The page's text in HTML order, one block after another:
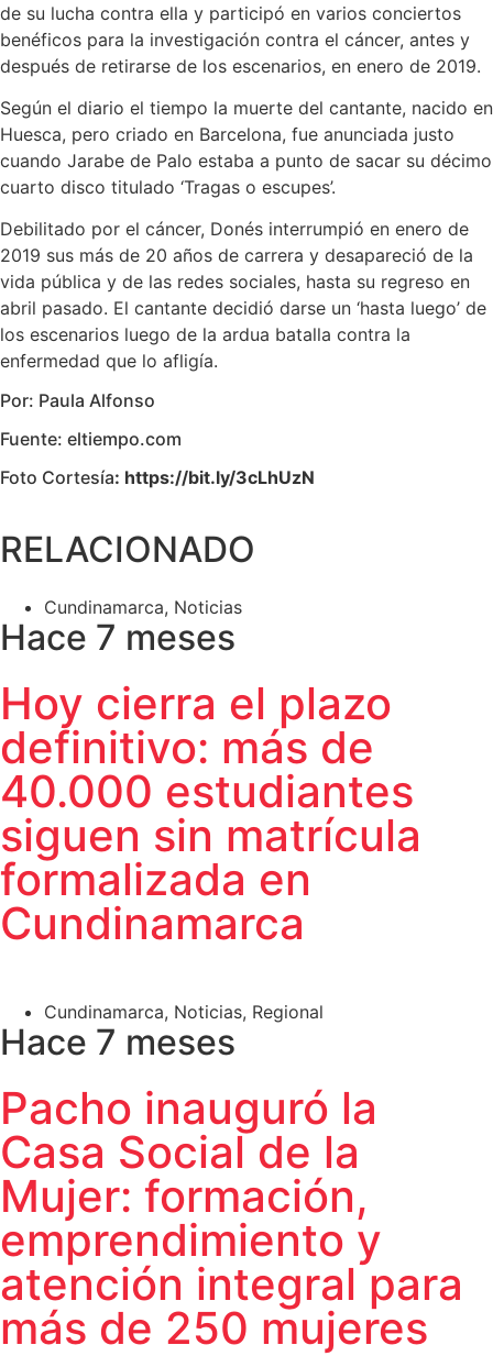
de su lucha contra ella y participó en varios conciertos
benéficos para la investigación contra el cáncer, antes y
después de retirarse de los escenarios, en enero de 2019.
Según el diario el tiempo la muerte del cantante, nacido en
Huesca, pero criado en Barcelona, fue anunciada justo
cuando Jarabe de Palo estaba a punto de sacar su décimo
cuarto disco titulado ‘Tragas o escupes’.
Debilitado por el cáncer, Donés interrumpió en enero de
2019 sus más de 20 años de carrera y desapareció de la
vida pública y de las redes sociales, hasta su regreso en
abril pasado. El cantante decidió darse un ‘hasta luego’ de
los escenarios luego de la ardua batalla contra la
enfermedad que lo afligía.
Por: Paula Alfonso
Fuente: eltiempo.com
Foto Cortesía: https://bit.ly/3cLhUzN
RELACIONADO
Cundinamarca, Noticias
Hace 7 meses
Hoy cierra el plazo
definitivo: más de
40.000 estudiantes
siguen sin matrícula
formalizada en
Cundinamarca
Cundinamarca, Noticias, Regional
Hace 7 meses
Pacho inauguró la
Casa Social de la
Mujer: formación,
emprendimiento y
atención integral para
más de 250 mujeres